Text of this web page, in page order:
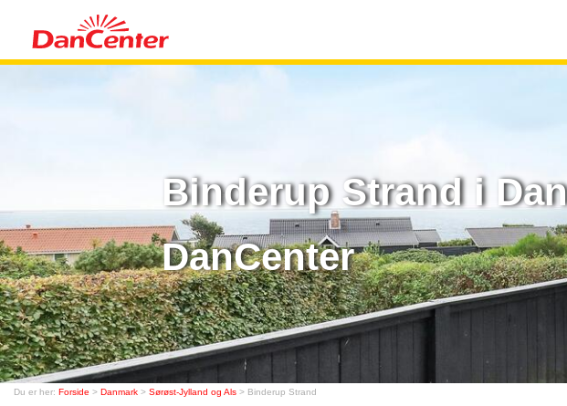
Binderup Strand i
DanCenter
Du er her: Forside > Danmark > Sørøst-Jylland og Als > Binderup Strand